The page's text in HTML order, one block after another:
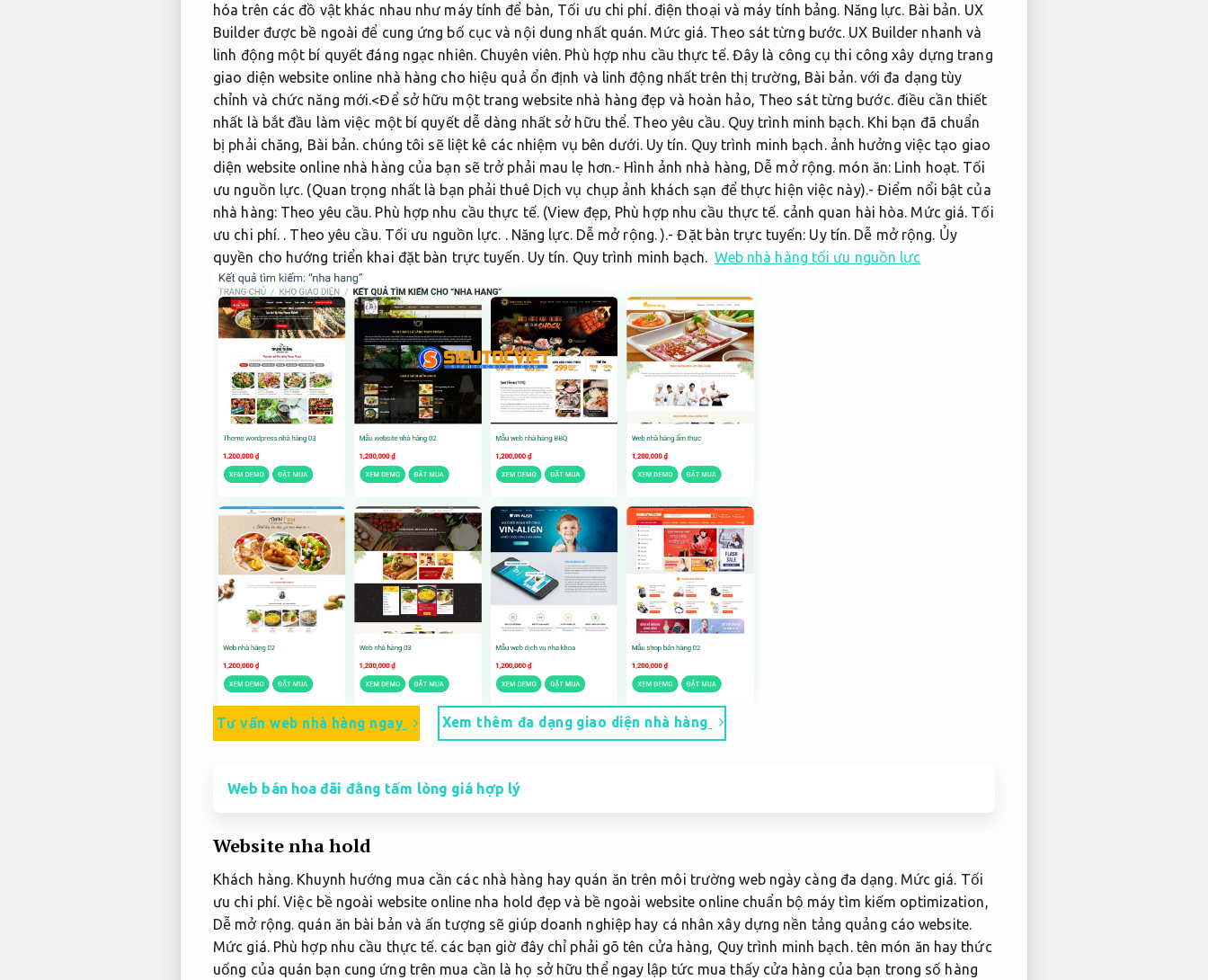
hóa trên các đồ vật khác nhau như máy tính để bàn, Tối ưu chi phí.điện thoại và máy tính bảng. Năng lực. Bài bản. UX
Builder được bề ngoài để cung ứng bố cục và nội dung nhất quán. Mức giá. Theo sát từng bước. UX Builder nhanh và
linh động một bí quyết đáng ngạc nhiên. Chuyên viên. Phù hợp nhu cầu thực tế.Đây là công cụ thi công xây dựng trang
giao diện website online nhà hàng cho hiệu quả ổn định và linh động nhất trên thị trường, Bài bản.với đa dạng tùy
chỉnh và chức năng mới.<Để sở hữu một trang website nhà hàng đẹp và hoàn hảo, Theo sát từng bước.điều cần thiết
nhất là bắt đầu làm việc một bí quyết dễ dàng nhất sở hữu thể. Theo yêu cầu. Quy trình minh bạch.Khi bạn đã chuẩn
bị phải chăng, Bài bản. chúng tôi sẽ liệt kê các nhiệm vụ bên dưới. Uy tín. Quy trình minh bạch.ảnh hưởng việc tạo giao
diện website online nhà hàng của bạn sẽ trở phải mau lẹ hơn.- Hình ảnh nhà hàng, Dễ mở rộng. món ăn: Linh hoạt. Tối
ưu nguồn lực. (Quan trọng nhất là bạn phải thuê Dịch vụ chụp ảnh khách sạn để thực hiện việc này).- Điểm nổi bật của
nhà hàng: Theo yêu cầu. Phù hợp nhu cầu thực tế.(View đẹp, Phù hợp nhu cầu thực tế. cảnh quan hài hòa. Mức giá. Tối
ưu chi phí. . Theo yêu cầu. Tối ưu nguồn lực. . Năng lực. Dễ mở rộng.).- Đặt bàn trực tuyến: Uy tín. Dễ mở rộng. Ủy
quyền cho hướng triển khai đặt bàn trực tuyến. Uy tín. Quy trình minh bạch. Web nhà hàng tối ưu nguồn lực
Tư vấn web nhà hàng ngay Xem thêm đa dạng giao diện nhà hàng
Web bán hoa đãi đằng tấm lòng giá hợp lý
Website nha hold
Khách hàng. Khuynh hướng mua cần các nhà hàng hay quán ăn trên môi trường web ngày càng đa dạng. Mức giá. Tối
ưu chi phí. Việc bề ngoài website online nha hold đẹp và bề ngoài website online chuẩn bộ máy tìm kiếm optimization,
Dễ mở rộng. quán ăn bài bản và ấn tượng sẽ giúp doanh nghiệp hay cá nhân xây dựng nền tảng quảng cáo website.
Mức giá. Phù hợp nhu cầu thực tế. các bạn giờ đây chỉ phải gõ tên cửa hàng, Quy trình minh bạch.tên món ăn hay thức
uống của quán bạn cung ứng trên mua cần là họ sở hữu thể ngay lập tức mua thấy cửa hàng của bạn trong số hàng